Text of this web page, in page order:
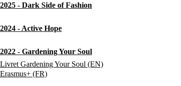
2025 - Dark Side of Fashion
2024 - Active Hope
2022 - Gardening Your Soul
Livret Gardening Your Soul (EN)
Erasmus+ (FR)